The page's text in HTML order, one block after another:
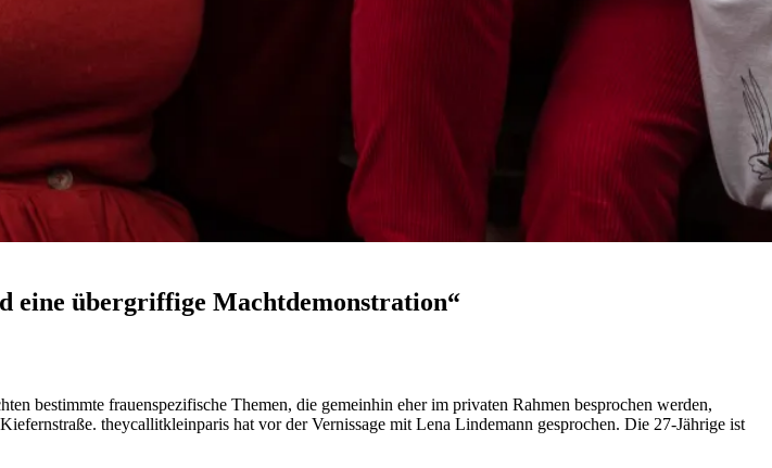
eine übergriffige Machtdemonstration“
bestimmte frauenspezifische Themen, die gemeinhin eher im privaten Rahmen besprochen werden,
theycallitkleinparis hat vor der Vernissage mit Lena Lindemann gesprochen. Die 27-Jährige ist